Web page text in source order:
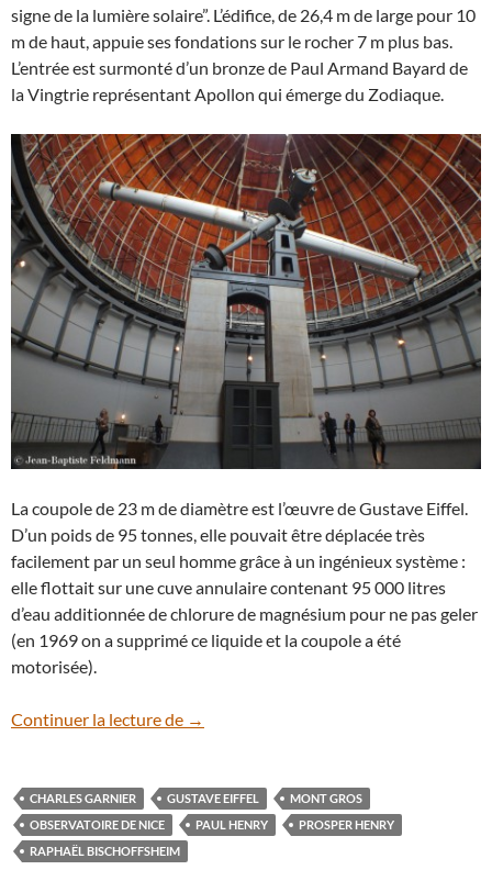
signe de la lumière solaire”. L’édifice, de 26,4 m de large pour 10
m de haut, appuie ses fondations sur le rocher 7 m plus bas.
L’entrée est surmonté d’un bronze de Paul Armand Bayard de
la Vingtrie représentant Apollon qui émerge du Zodiaque.
La coupole de 23 m de diamètre est l’œuvre de Gustave Eiffel.
D’un poids de 95 tonnes, elle pouvait être déplacée très
facilement par un seul homme grâce à un ingénieux système :
elle flottait sur une cuve annulaire contenant 95 000 litres
d’eau additionnée de chlorure de magnésium pour ne pas geler
(en 1969 on a supprimé ce liquide et la coupole a été
motorisée).
Continuer la lecture de La Grande Lunette de l’Observatoire de
→
CHARLES GARNIER GUSTAVE EIFFEL
MONT GROS
OBSERVATOIRE DE NICE
PAUL HENRY
PROSPER HENRY
RAPHAËL BISCHOFFSHEIM